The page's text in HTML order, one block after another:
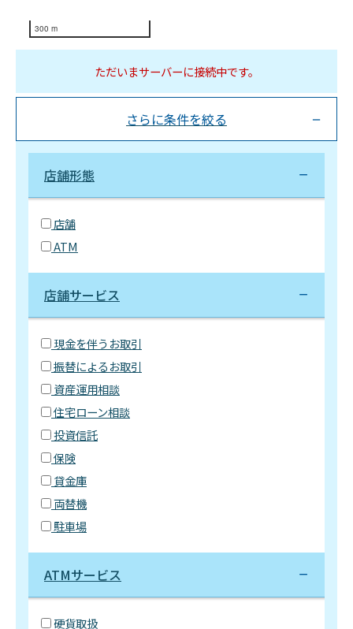
300 m
ただいまサーバーに接続中です。
さらに条件を絞る
店舗形態
店舗
ATM
店舗サービス
現金を伴うお取引
振替によるお取引
資産運用相談
住宅ローン相談
投資信託
保険
貸金庫
両替機
駐車場
ATMサービス
硬貨取扱